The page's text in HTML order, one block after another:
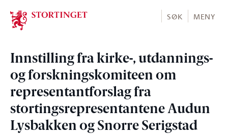
Stortinget.no
SØK MENY
Innstilling fra kirke-, utdannings-
og forskningskomiteen om
representantforslag fra
stortingsrepresentantene Audun
Lysbakken og Snorre Serigstad